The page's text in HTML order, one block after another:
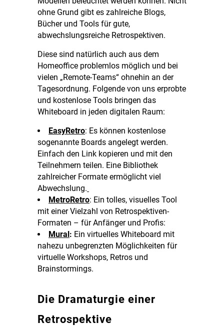
ohne Grund gibt es zahlreiche Blogs,
Bücher und Tools für gute,
abwechslungsreiche Retrospektiven.
Diese sind natürlich auch aus dem
Homeoffice problemlos möglich und bei
vielen „Remote-Teams“ ohnehin an der
Tagesordnung. Folgende von uns erprobte
und kostenlose Tools bringen das
Whiteboard in jeden digitalen Raum:
EasyRetro: Es können kostenlose
sogenannte Boards angelegt werden.
Einfach den Link kopieren und mit den
Teilnehmern teilen. Eine Bibliothek
zahlreicher Formate ermöglicht viel
Abwechslung.
MetroRetro: Ein tolles, visuelles Tool
mit einer Vielzahl von Retrospektiven-
Formaten – für Anfänger und Profis:
Mural: Ein virtuelles Whiteboard mit
nahezu unbegrenzten Möglichkeiten für
virtuelle Workshops, Retros und
Brainstormings.
Die Dramaturgie einer
Retrospektive